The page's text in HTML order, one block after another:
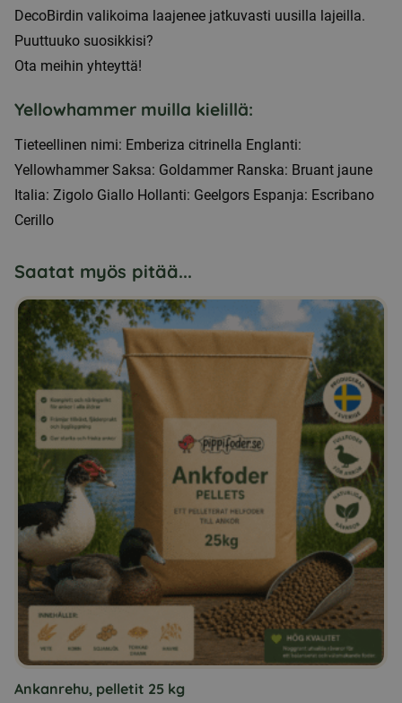
DecoBirdin valikoima laajenee jatkuvasti uusilla lajeilla.
Puuttuuko suosikkisi?
Ota meihin yhteyttä!
Yellowhammer muilla kielillä:
Tieteellinen nimi: Emberiza citrinella Englanti:
Yellowhammer Saksa: Goldammer Ranska: Bruant jaune
Italia: Zigolo Giallo Hollanti: Geelgors Espanja: Escribano
Cerillo
Saatat myös pitää...
Ankanrehu, pelletit 25 kg